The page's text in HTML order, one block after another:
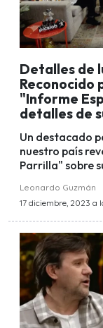
Detalles de
Reconocido
"Informe
detalles de
Un destacado
nuestro país
Parrilla" sobre
Leonardo Guzmán
17 diciembre, 2023 a